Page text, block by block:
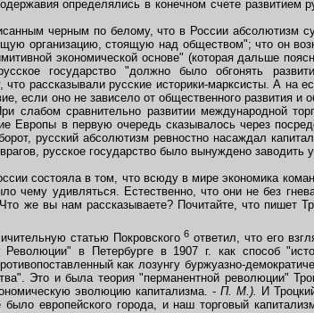
определялись в конечном счете развитием
черным по белому, что в России абсолютизм
организацию, стоящую над обществом"; что он
экономической основе" (которая дальше
государство "должно было обгонять
рассказывали русские историки-марксисты. А на
если оно не зависело от общественного развития и
слабом сравнительно развитии международной
Европы в первую очередь сказывалось через
русский абсолютизм ревностно насаждал
русское государство было вынуждено заводить
состояла в том, что всюду в мире экономика
чему удивляться. Естественно, что они не без
же вы нам рассказываете? Почитайте, что пишет
статью Покровского6 ответил, что его
в Петербурге в 1907 г. как способ
как лозунгу буржуазно-
Это и была теория "перманентной революции"
эволюцию капитализма. - П. М.).
И
европейского города, и наш торговый